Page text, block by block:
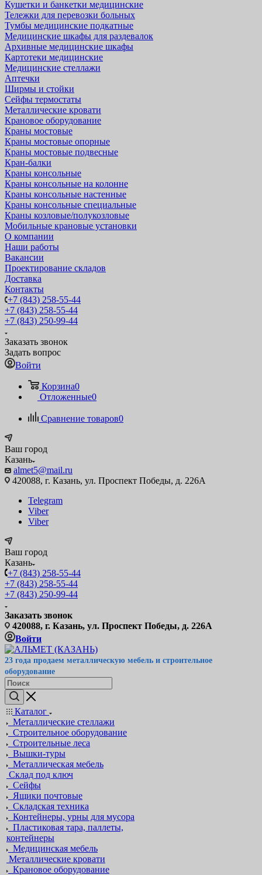
Кушетки и банкетки медицинские
Тележки для перевозки больных
Тумбы медицинские подкатные
Медицинские шкафы для раздевалок
Архивные медицинские шкафы
Картотеки медицинские
Медицинские стеллажи
Аптечки
Ширмы и стойки
Сейфы термостаты
Металлические кровати
Крановое оборудование
Краны мостовые
Краны мостовые опорные
Краны мостовые подвесные
Кран-балки
Краны консольные
Краны консольные на колонне
Краны консольные настенные
Краны консольные специальные
Краны козловые/полукозловые
Мобильные крановые установки
О компании
Наши работы
Вакансии
Проектирование складов
Доставка
Контакты
+7 (843) 258-55-44
+7 (843) 258-55-44
+7 (843) 250-99-44
Заказать звонок
Задать вопрос
Войти
Корзина0
Отложенные0
Сравнение товаров0
Ваш город
Казань
almet5@mail.ru
420088, г. Казань, ул. Проспект Победы, д. 226А
Telegram
Viber
Viber
Ваш город
Казань
+7 (843) 258-55-44
+7 (843) 258-55-44
+7 (843) 250-99-44
Заказать звонок
420088, г. Казань, ул. Проспект Победы, д. 226А
Войти
23 года продаем металлическую мебель и строительное
оборудование
Каталог
Металлические стеллажи
Строительное оборудование
Строительные леса
Вышки-туры
Металлическая мебель
Склад под ключ
Сейфы
Ящики почтовые
Складская техника
Контейнеры, урны для мусора
Пластиковая тара, паллеты,
контейнеры
Медицинская мебель
Металлические кровати
Крановое оборудование